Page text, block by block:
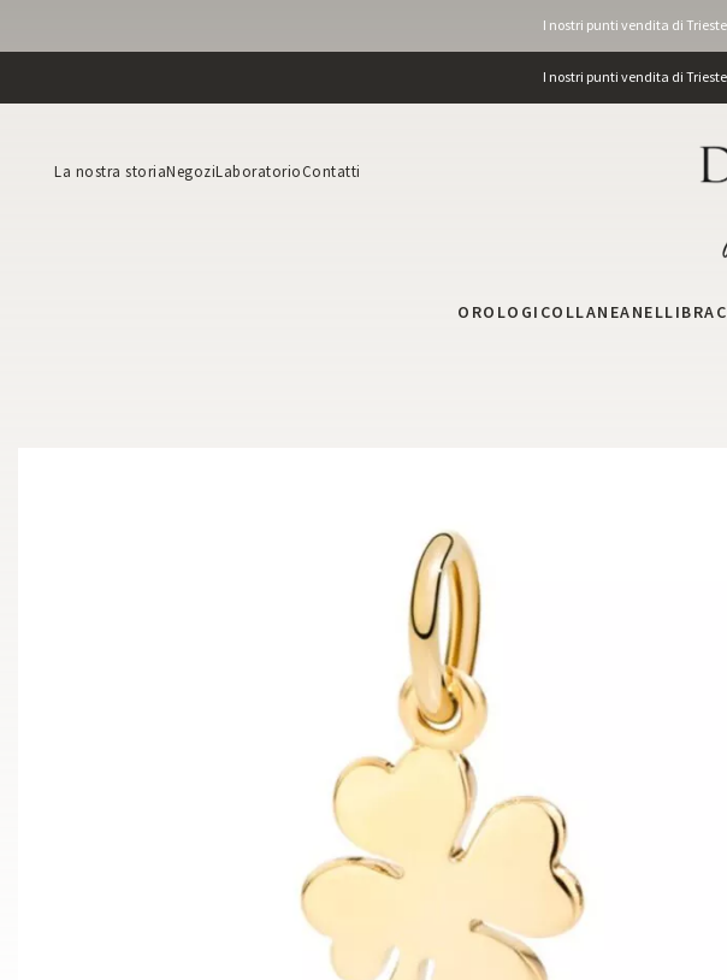
I nostri punti vendita di
I nostri punti vendita di
La nostra storiaNegoziLaboratorioContatti
OROLOGI COLLANEANELLI